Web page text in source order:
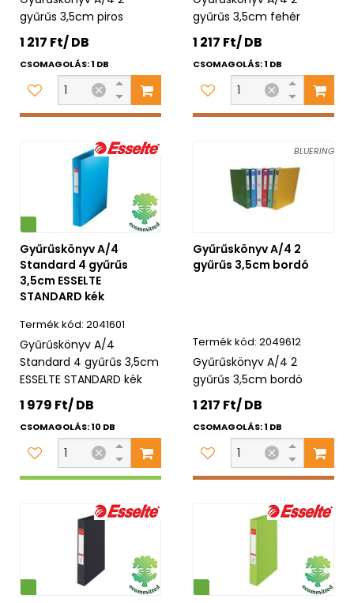
gyűrűs 3,5cm piros
1 217 Ft/ DB
CSOMAGOLÁS: 1 DB
gyűrűs 3,5cm fehér
1 217 Ft/ DB
CSOMAGOLÁS: 1 DB
Gyűrűskönyv A/4
Standard 4 gyűrűs
3,5cm ESSELTE
STANDARD kék
2041601
Gyűrűskönyv A/4
Standard 4 gyűrűs 3,5cm
ESSELTE STANDARD kék
1 979 Ft/ DB
CSOMAGOLÁS: 10 DB
BLUERING
Gyűrűskönyv A/4 2
gyűrűs 3,5cm bordó
2049612
Gyűrűskönyv A/4 2
gyűrűs 3,5cm bordó
1 217 Ft/ DB
CSOMAGOLÁS: 1 DB
Környezetbarát